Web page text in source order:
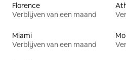
Florence
Verblijven van een maand
Miami
Verblijven van een maand